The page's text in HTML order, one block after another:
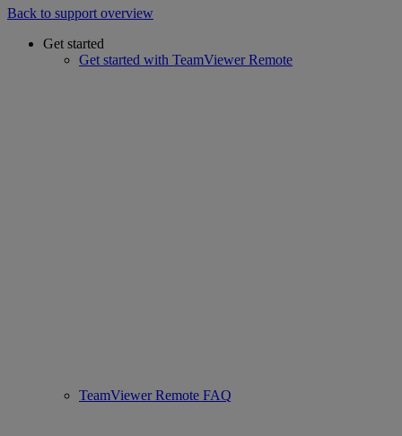
Back to support overview
Get started
Get started with TeamViewer Remote
TeamViewer Remote FAQ